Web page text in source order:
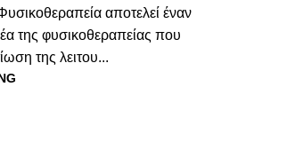
αποτελεί έναν
της φυσικοθεραπείας που
της λειτου...